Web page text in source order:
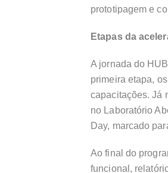
prototipagem e
Etapas da
A jornada do
primeira etapa,
capacitações. Já
no Laboratório
Day, marcado
Ao final do
funcional,